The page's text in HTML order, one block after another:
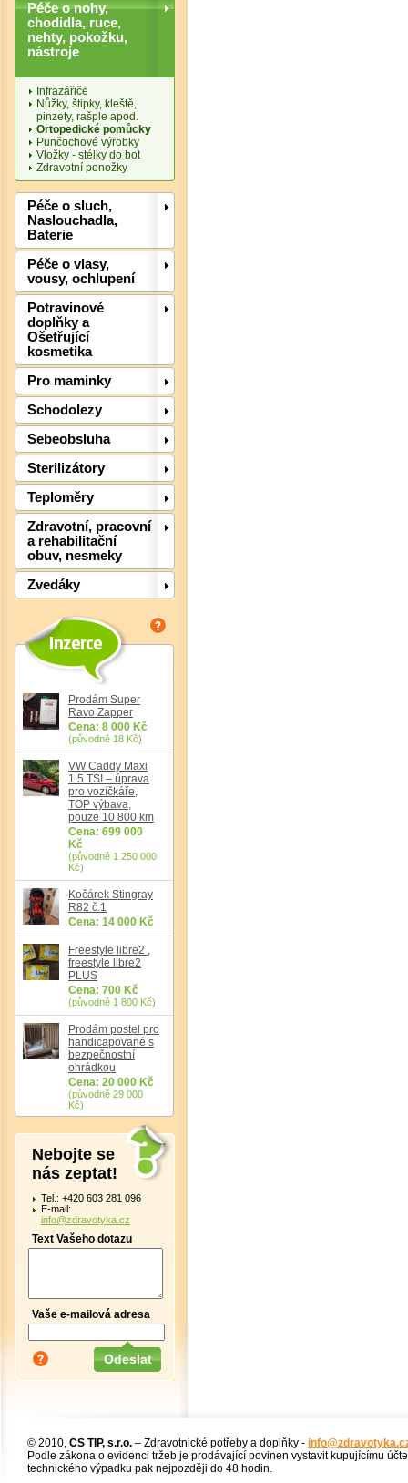
Péče o nohy,
chodidla, ruce,
nehty, pokožku,
nástroje
Infrazářiče
Nůžky, štipky, kleště,
pinzety, rašple apod.
Ortopedické pomůcky
Punčochové výrobky
Vložky - stélky do bot
Zdravotní ponožky
Péče o sluch,
Naslouchadla,
Baterie
Péče o vlasy,
vousy, ochlupení
Potravinové
doplňky a
Ošetřující
kosmetika
Pro maminky
Schodolezy
Sebeobsluha
Sterilizátory
Teploměry
Zdravotní, pracovní
a rehabilitační
obuv, nesmeky
Zvedáky
Prodám Super
Ravo Zapper
Cena: 8 000 Kč
(původně 18 Kč)
VW Caddy Maxi
1.5 TSI – úprava
pro vozíčkáře,
TOP výbava,
pouze 10 800 km
Cena: 699 000
Kč
(původně 1 250 000
Kč)
Kočárek Stingray
R82 č.1
Cena: 14 000 Kč
Freestyle libre2 ,
freestyle libre2
PLUS
Cena: 700 Kč
(původně 1 800 Kč)
Prodám postel pro
handicapované s
bezpečnostní
ohrádkou
Cena: 20 000 Kč
(původně 29 000
Kč)
Nebojte se
nás zeptat!
Tel.: +420 603 281 096
E-mail:
info@zdravotyka.cz
Text Vašeho dotazu
Vaše e-mailová adresa
© 2010, CS TIP, s.r.o. – Zdravotnické potřeby a doplňky -
Podle zákona o evidenci tržeb je prodávající povinen vystavit kupujícímu
technického výpadku pak nejpozději do 48 hodin.